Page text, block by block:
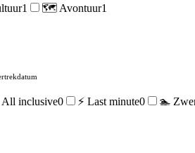
1 🗺️ Avontuur1
All inclusive0 ⚡ Last minute0 🏊